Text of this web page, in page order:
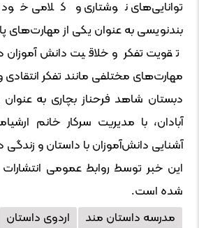
توانایی‌های نوشتاری و کلامی
بندنویسی به عنوان یکی از مهارت‌های
تقویت تفکر و خلاقیت دانش‌آموزان
مهارت‌های مختلفی مانند تفکر
دبستان شاهد فرحناز بچاری به
آبادان، با مدیریت سرکار خانم
آشنایی دانش‌آموزان با داستان و زندگی
این خبر توسط روابط عمومی
شده است.
مدرسه داستان مند
اردوی داستان